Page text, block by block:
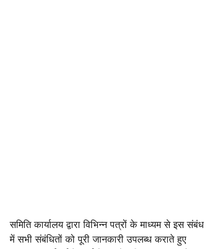
समिति कार्यालय द्वारा विभिन्न पत्रों के माध्यम से इस संबंध
में सभी संबंधितों को पूरी जानकारी उपलब्ध कराते हुए